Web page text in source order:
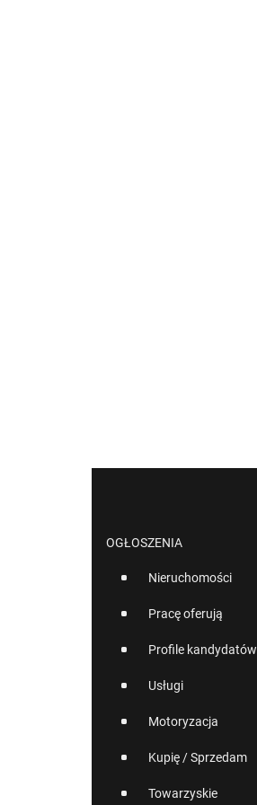
OGŁOSZENIA
Nieruchomości
Pracę oferują
Profile kandydatów
Usługi
Motoryzacja
Kupię / Sprzedam
Towarzyskie